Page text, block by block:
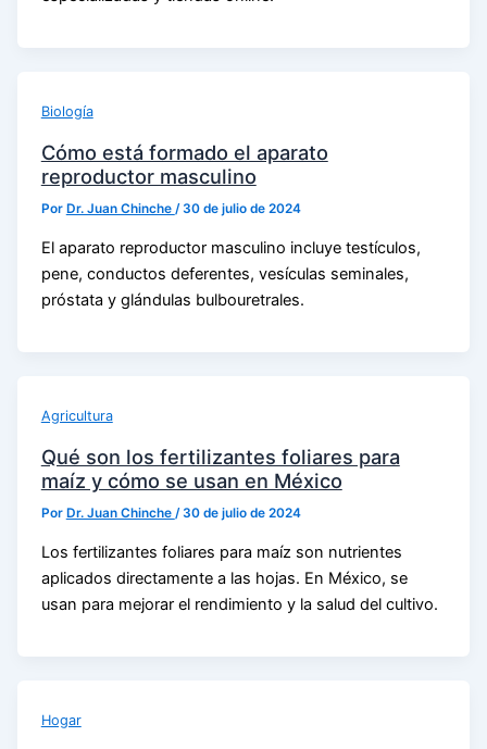
Biología
Cómo está formado el aparato
reproductor masculino
Por Dr. Juan Chinche /30 de julio de 2024
El aparato reproductor masculino incluye testículos,
pene, conductos deferentes, vesículas seminales,
próstata y glándulas bulbouretrales.
Agricultura
Qué son los fertilizantes foliares para
maíz y cómo se usan en México
Por Dr. Juan Chinche /30 de julio de 2024
Los fertilizantes foliares para maíz son nutrientes
aplicados directamente a las hojas. En México, se
usan para mejorar el rendimiento y la salud del cultivo.
Hogar